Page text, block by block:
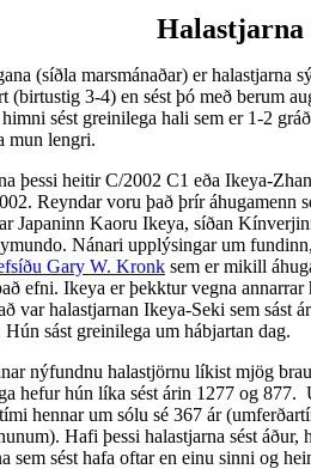
Halastjarna
(síðla marsmánaðar) er
(birtustig 3-4) en sést þó með berum
sést greinilega hali sem er 1-2
mun lengri.
þessi heitir C/2002 C1 eða Ikeya-
Reyndar voru það þrír áhugamenn
Japaninn Kaoru Ikeya, síðan
Nánari upplýsingar um
Gary W. Kronk sem er mikill
efni. Ikeya er þekktur vegna
var halastjarnan Ikeya-Seki sem sást
Hún sást greinilega um hábjartan dag.
nýfundnu halastjörnu líkist mjög
hefur hún líka sést árin 1277 og 877.
hennar um sólu sé 367 ár
Hafi þessi halastjarna sést áður,
sem sést hafa oftar en einu sinni og